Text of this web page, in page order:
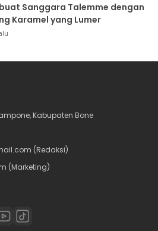
Sanggara Talemme dengan
Karamel yang Lumer
Kabupaten Bone
(Redaksi)
(Marketing)